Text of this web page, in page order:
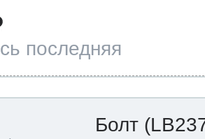
последняя
Болт